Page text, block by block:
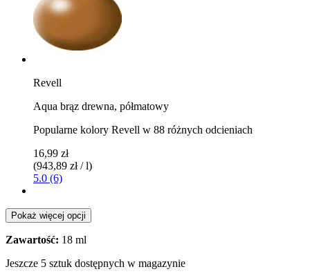
Revell
Aqua brąz drewna, półmatowy
Popularne kolory Revell w 88 różnych odcieniach
16,99 zł
(943,89 zł / l)
5.0 (6)
Pokaż więcej opcji
Zawartość: 18 ml
Jeszcze 5 sztuk dostępnych w magazynie